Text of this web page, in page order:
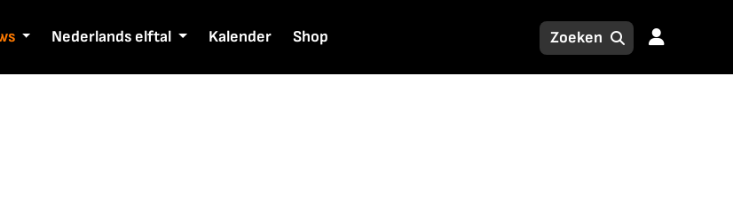
Nederlands elftal Kalender Shop